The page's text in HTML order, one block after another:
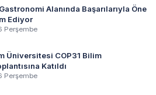
Alanında Başarılarıyla Öne
Ediyor
Perşembe
Üniversitesi COP31 Bilim
Katıldı
Perşembe